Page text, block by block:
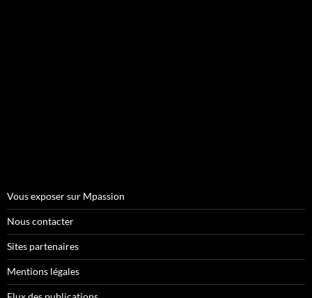
Vous exposer sur Mpassion
Nous contacter
Sites partenaires
Mentions légales